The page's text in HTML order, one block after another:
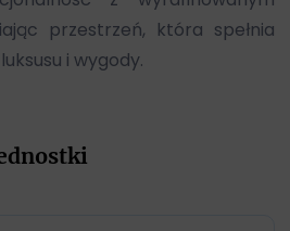
przestrzeń, która spełnia
i wygody.